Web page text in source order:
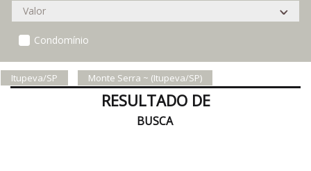
Condomínio
Itupeva/SP Monte Serra ~ (Itupeva/SP)
RESULTADO DE
BUSCA